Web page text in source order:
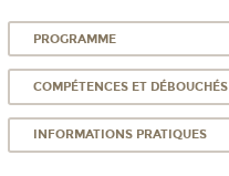
PROGRAMME
COMPÉTENCES ET DÉBOUCHÉS
INFORMATIONS PRATIQUES